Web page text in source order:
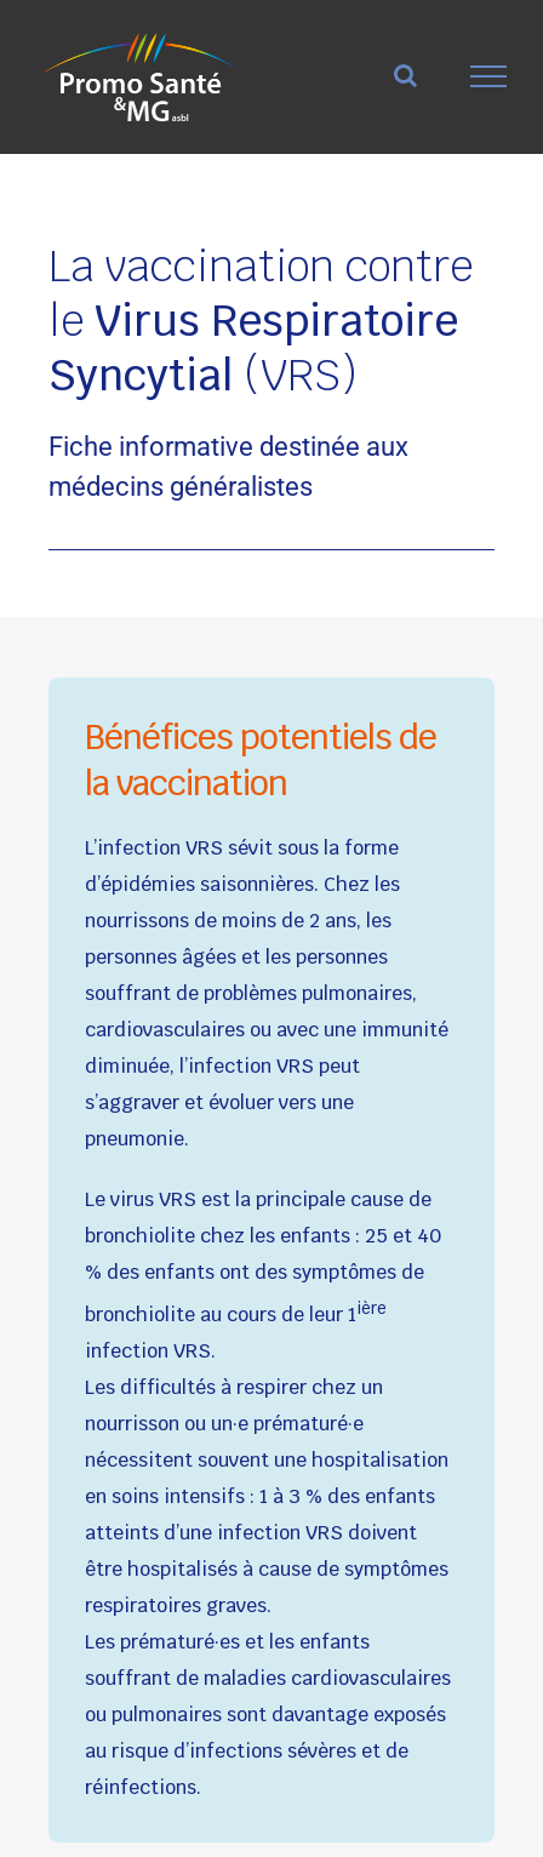
contenu
La vaccination contre
le Virus Respiratoire
Syncytial (VRS)
Fiche informative destinée aux
médecins généralistes
Bénéfices potentiels de
la vaccination
L’infection VRS sévit sous la forme
d’épidémies saisonnières. Chez les
nourrissons de moins de 2 ans, les
personnes âgées et les personnes
souffrant de problèmes pulmonaires,
cardiovasculaires ou avec une immunité
diminuée, l’infection VRS peut
s’aggraver et évoluer vers une
pneumonie.
Le virus VRS est la principale cause de
bronchiolite chez les enfants : 25 et 40
% des enfants ont des symptômes de
bronchiolite au cours de leur 1ière
infection VRS.
Les difficultés à respirer chez un
nourrisson ou un·e prématuré·e
nécessitent souvent une hospitalisation
en soins intensifs : 1 à 3 % des enfants
atteints d’une infection VRS doivent
être hospitalisés à cause de symptômes
respiratoires graves.
Les prématuré·es et les enfants
souffrant de maladies cardiovasculaires
ou pulmonaires sont davantage exposés
au risque d’infections sévères et de
réinfections.